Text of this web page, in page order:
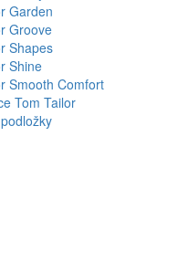
Garden
Groove
Shapes
Shine
Smooth Comfort
Tom Tailor